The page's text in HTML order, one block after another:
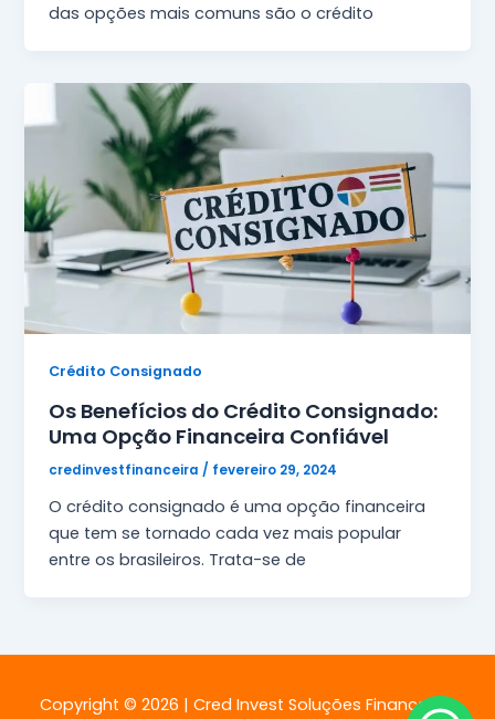
das opções mais comuns são o crédito
Crédito Consignado
Os Benefícios do Crédito Consignado:
Uma Opção Financeira Confiável
credinvestfinanceira / fevereiro 29, 2024
O crédito consignado é uma opção financeira
que tem se tornado cada vez mais popular
entre os brasileiros. Trata-se de
Copyright © 2026 | Cred Invest Soluções Financeiras